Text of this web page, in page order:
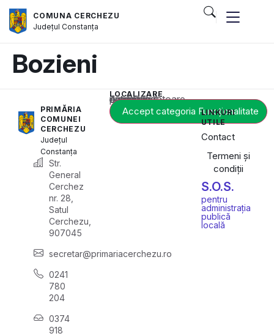
COMUNA CERCHEZU
JudețulConstanța
Bozieni
PRIMĂRIA
COMUNEI
CERCHEZU
Județul
Constanța
Str.
General
Cerchez
nr. 28,
Satul
Cerchezu,
907045
secretar@primariacerchezu.ro
0241
780
204
0374
918
LOCALIZARE
Acest conținut este blocat până când acceptați categoria corespunzătoare de cookie-uri.
Accept categoria Funcționalitate
LINKURI
UTILE
Contact
Termeni și
condiții
S.O.S.
pentru
administrația
publică
locală